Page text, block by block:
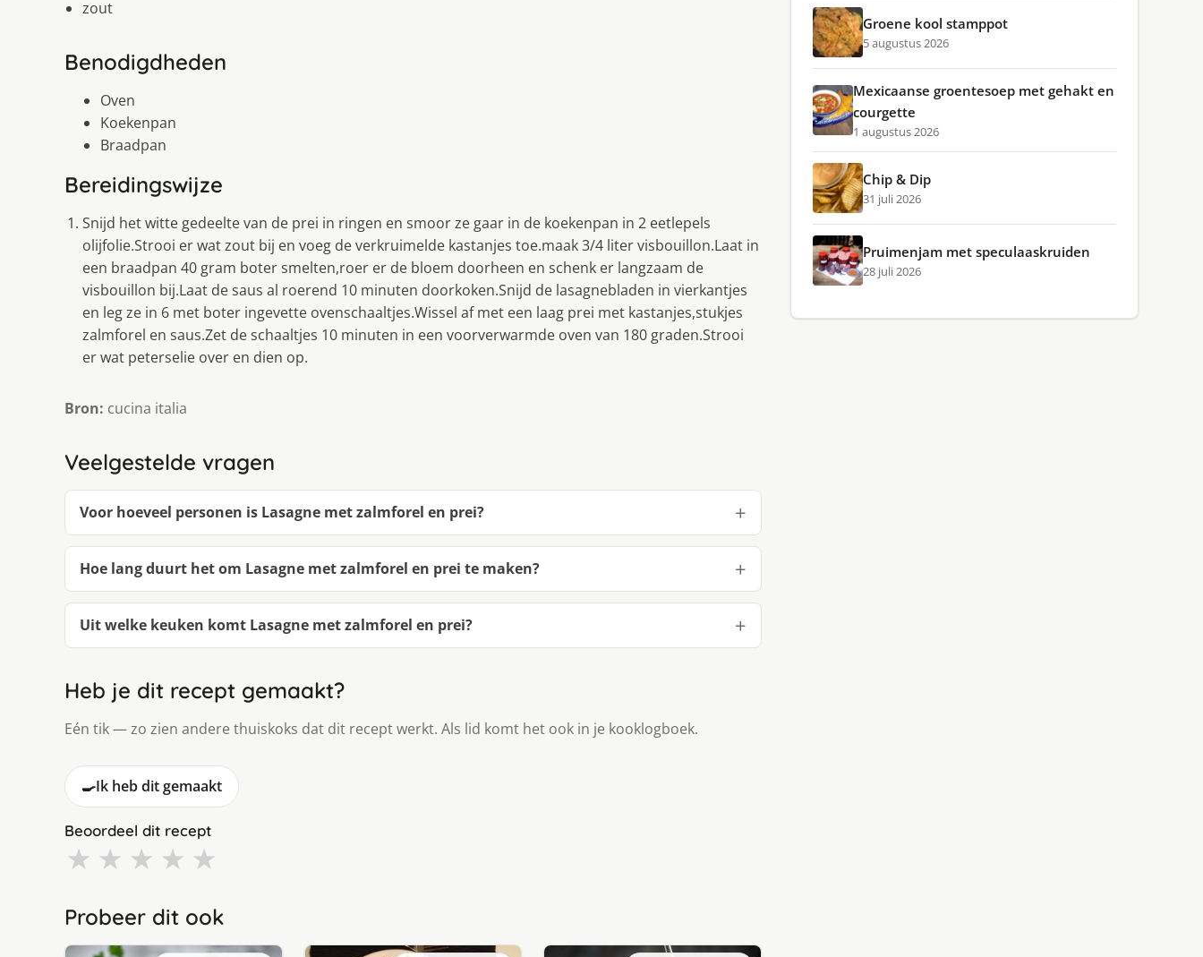
zout
Benodigdheden
Oven
Koekenpan
Braadpan
Bereidingswijze
Snijd het witte gedeelte van de prei in ringen en smoor ze gaar in de koekenpan in 2 eetlepels
olijfolie.Strooi er wat zout bij en voeg de verkruimelde kastanjes toe.maak 3/4 liter visbouillon.Laat in
een braadpan 40 gram boter smelten,roer er de bloem doorheen en schenk er langzaam de
visbouillon bij.Laat de saus al roerend 10 minuten doorkoken.Snijd de lasagnebladen in vierkantjes
en leg ze in 6 met boter ingevette ovenschaaltjes.Wissel af met een laag prei met kastanjes,stukjes
zalmforel en saus.Zet de schaaltjes 10 minuten in een voorverwarmde oven van 180 graden.Strooi
er wat peterselie over en dien op.
Bron: cucina italia
Veelgestelde vragen
Voor hoeveel personen is Lasagne met zalmforel en prei?
Hoe lang duurt het om Lasagne met zalmforel en prei te maken?
Uit welke keuken komt Lasagne met zalmforel en prei?
Heb je dit recept gemaakt?
Eén tik — zo zien andere thuiskoks dat dit recept werkt. Als lid komt het ook in je kooklogboek.
🍳Ik heb dit gemaakt
Beoordeel dit recept
★ ★ ★ ★ ★
Probeer dit ook
Groene kool stamppot
5 augustus 2026
Mexicaanse groentesoep met gehakt en
courgette
1 augustus 2026
Chip & Dip
31 juli 2026
Pruimenjam met speculaaskruiden
28 juli 2026